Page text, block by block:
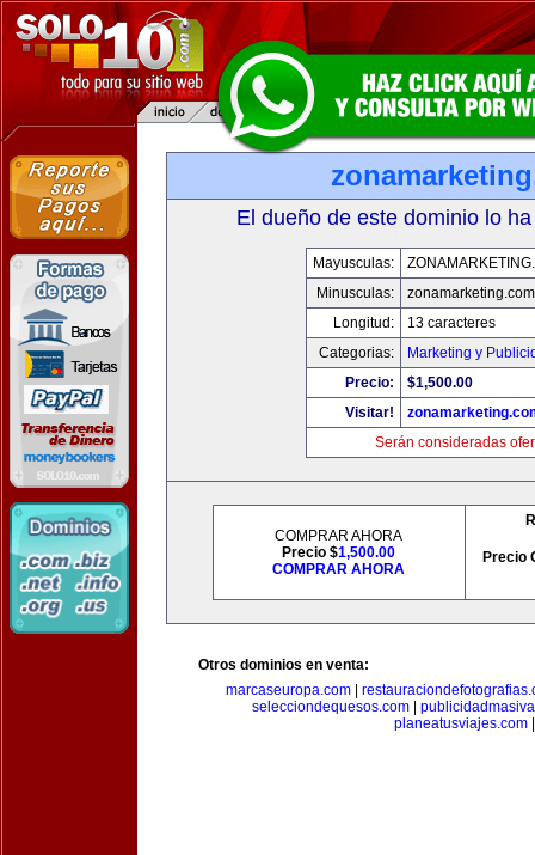
El dueño de este dominio lo
Mayusculas:
Minusculas:
zonamarketing.com
Longitud:
13 caracteres
Categorias:
Marketing y
Precio:
$1,500.00
Visitar!
Serán consideradas
COMPRAR AHORA
Precio $1,500.00
COMPRAR AHORA
Precio
Otros dominios en venta:
marcaseuropa.com|
selecciondequesos.com
planeatusviajes.com